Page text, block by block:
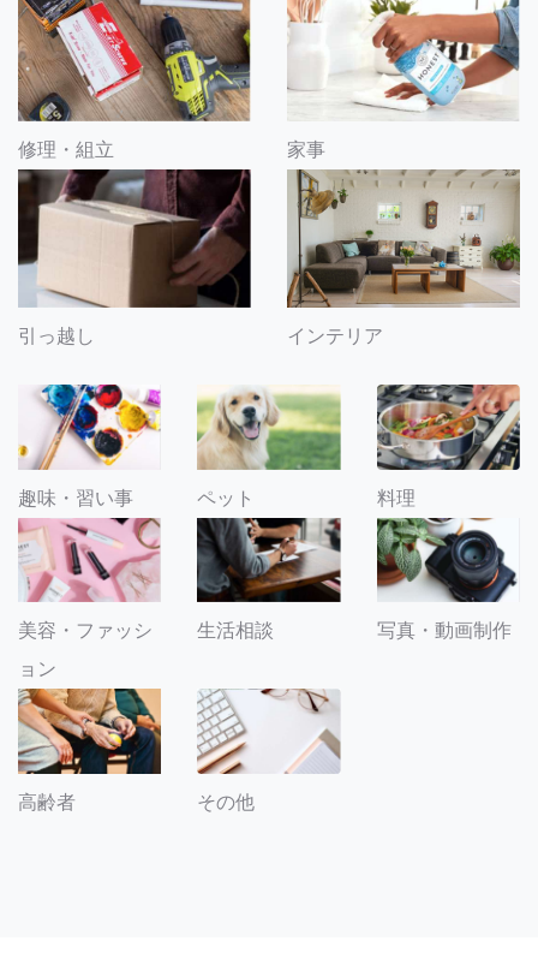
修理・組立 家事
引っ越し インテリア
趣味・習い事 ペット 料理
美容・ファッシ
ョン
生活相談 写真・動画制作
高齢者 その他